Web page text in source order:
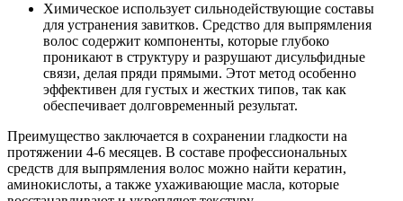
Химическое использует сильнодействующие составы
для устранения завитков. Средство для выпрямления
волос содержит компоненты, которые глубоко
проникают в структуру и разрушают дисульфидные
связи, делая пряди прямыми. Этот метод особенно
эффективен для густых и жестких типов, так как
обеспечивает долговременный результат.
Преимущество заключается в сохранении гладкости на
протяжении 4-6 месяцев. В составе профессиональных
средств для выпрямления волос можно найти кератин,
аминокислоты, а также ухаживающие масла, которые